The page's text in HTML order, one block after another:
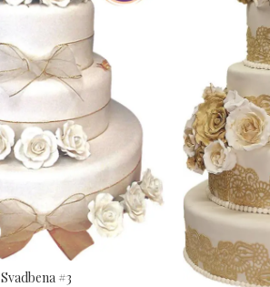
Svadbena #3